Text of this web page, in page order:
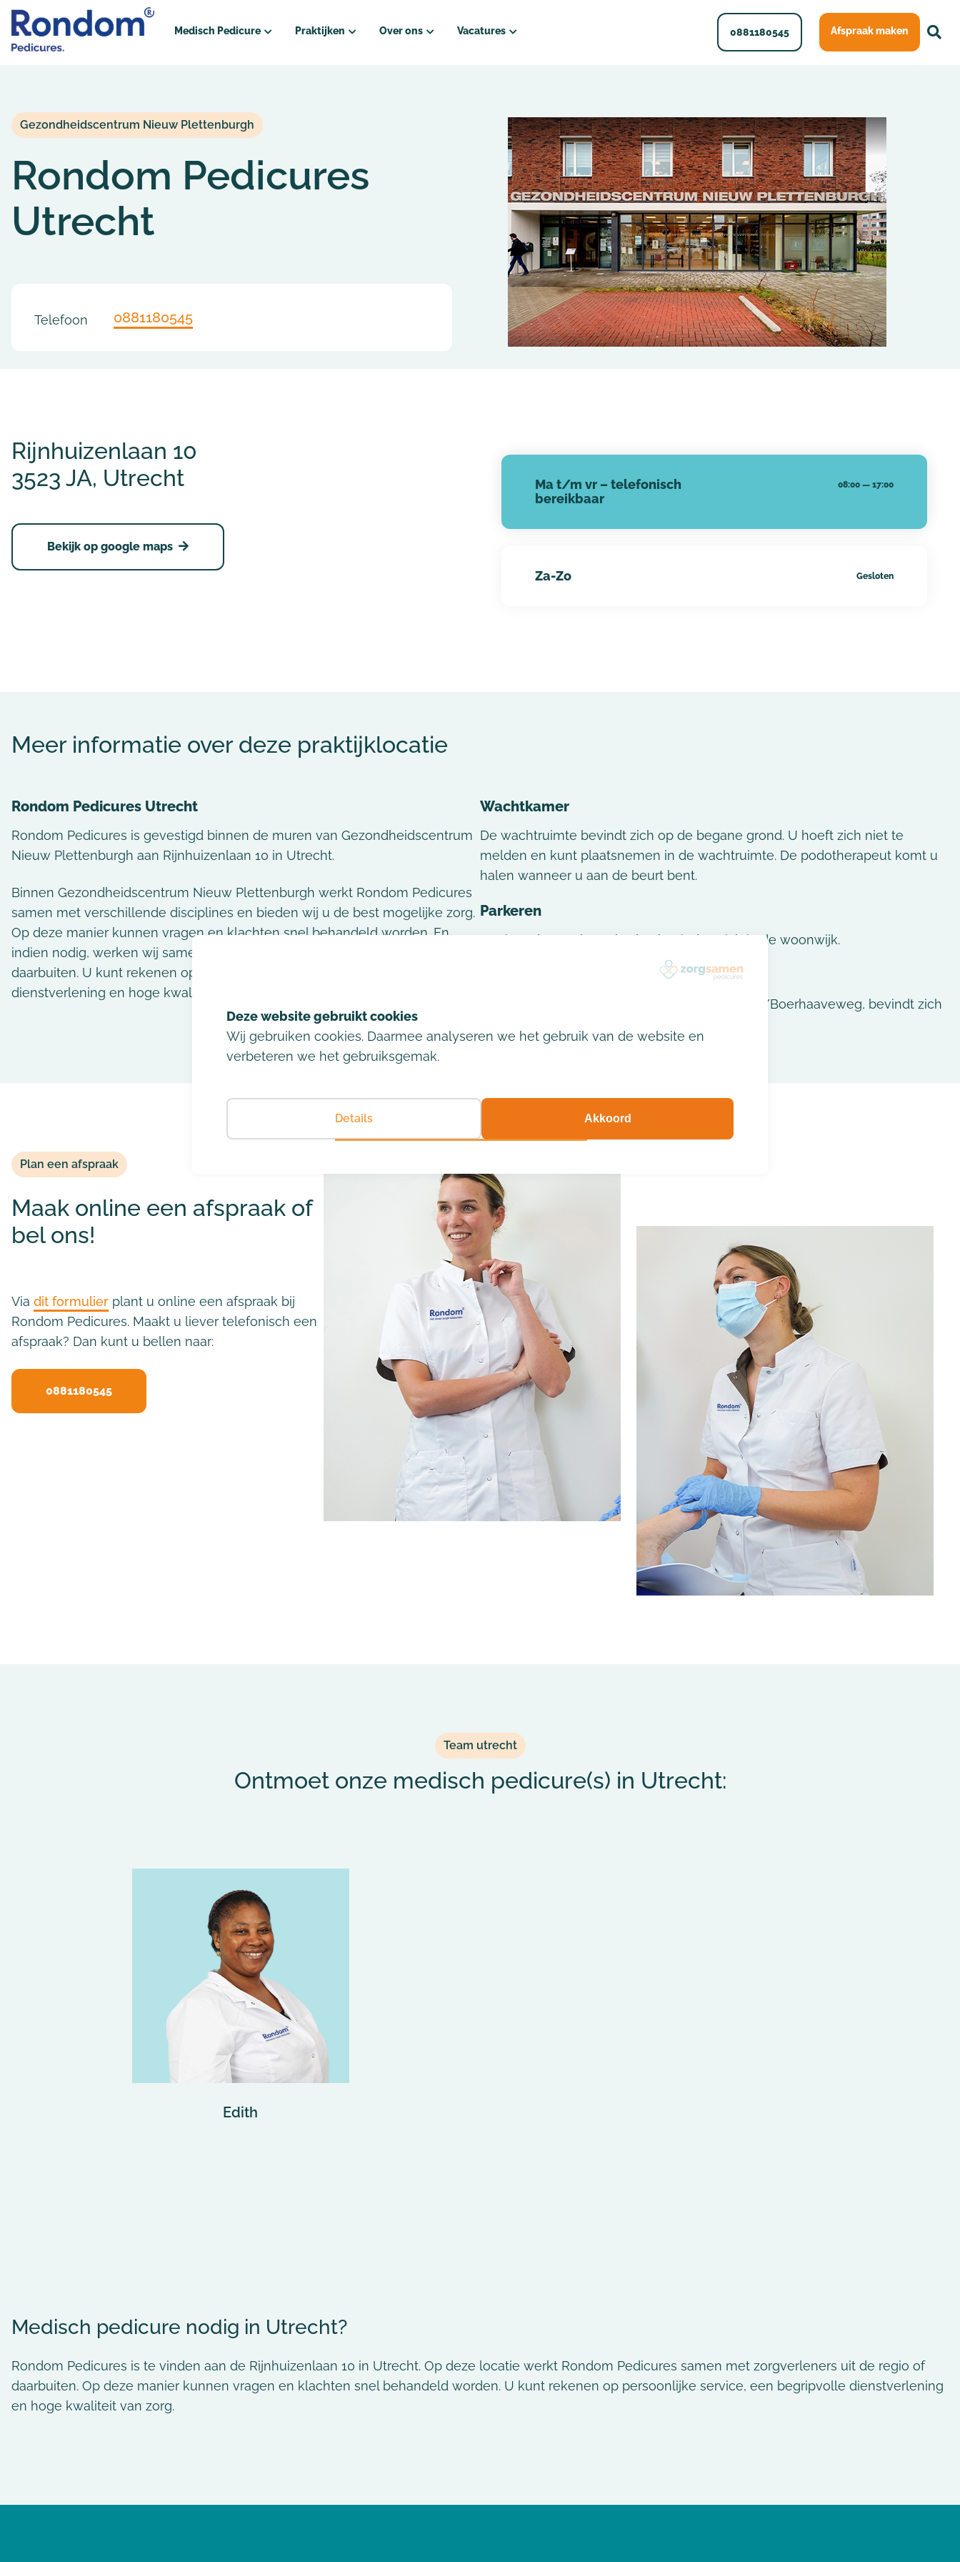
Medisch Pedicure
Voor wie?
Diabetes
Reuma
Praktijken Over ons
Naamswijziging ZorgSamen Pedicures
Vacatures
Vacatures Regio Zuid-Holland
– Hoeksche Waard
– Rotterdam
Vacatures Regio Utrecht
– Utrecht Zuid
– Utrecht West
Vacatures Regio Oost-Nederland
0881180545 Afspraak maken
Gezondheidscentrum Nieuw Plettenburgh
Rondom Pedicures
Utrecht
Telefoon 0881180545
Rijnhuizenlaan 10
3523 JA, Utrecht
Bekijk op google maps
Ma t/m vr – telefonisch
bereikbaar
08:00 — 17:00
Za-Zo Gesloten
Meer informatie over deze praktijklocatie
Rondom Pedicures Utrecht
Rondom Pedicures is gevestigd binnen de muren van Gezondheidscentrum
Nieuw Plettenburgh aan Rijnhuizenlaan 10 in Utrecht.
Binnen Gezondheidscentrum Nieuw Plettenburgh werkt Rondom Pedicures
samen met verschillende disciplines en bieden wij u de best mogelijke zorg.
Op deze manier kunnen vragen en klachten snel behandeld worden. En
indien nodig, werken wij samen met andere zorgverleners uit de regio of
daarbuiten. U kunt rekenen op persoonlijke service, een begripvolle
dienstverlening en hoge kwaliteit van zorg.
Wachtkamer
De wachtruimte bevindt zich op de begane grond. U hoeft zich niet te
melden en kunt plaatsnemen in de wachtruimte. De podotherapeut komt u
halen wanneer u aan de beurt bent.
Parkeren
Gratis parkeergelegenheden bevinden zich in de woonwijk.
De dichtstbijzijnde bushalte IJsselstein, Ewoud/Boerhaaveweg, bevindt zich
Plan een afspraak
Maak online een afspraak of
bel ons!
Via dit formulier plant u online een afspraak bij
Rondom Pedicures. Maakt u liever telefonisch een
afspraak? Dan kunt u bellen naar:
0881180545
Team utrecht
Ontmoet onze medisch pedicure(s) in Utrecht:
Edith
Medisch pedicure nodig in Utrecht?
Rondom Pedicures is te vinden aan de Rijnhuizenlaan 10 in Utrecht. Op deze locatie werkt Rondom Pedicures samen met zorgverleners uit de regio of
daarbuiten. Op deze manier kunnen vragen en klachten snel behandeld worden. U kunt rekenen op persoonlijke service, een begripvolle dienstverlening
en hoge kwaliteit van zorg.
Wij gebruiken cookies. Daarmee analyseren we het gebruik van de website en
verbeteren we het gebruiksgemak.
Details Akkoord